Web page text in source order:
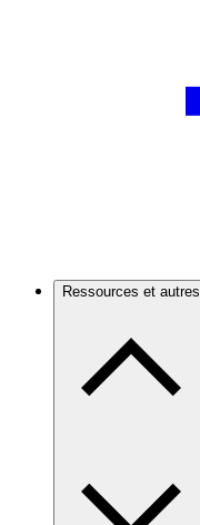
Ressources et autres